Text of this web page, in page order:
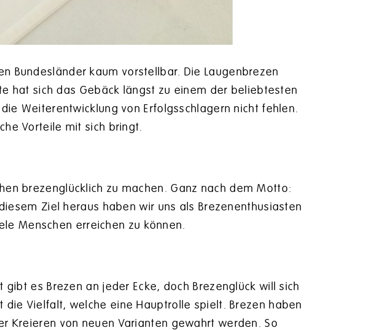
Bundesländer kaum vorstellbar. Die Laugenbrezen
hat sich das Gebäck längst zu einem der beliebtesten
Weiterentwicklung von Erfolgsschlagern nicht fehlen.
Vorteile mit sich bringt.
brezenglücklich zu machen. Ganz nach dem Motto:
Ziel heraus haben wir uns als Brezenenthusiasten
Menschen erreichen zu können.
es Brezen an jeder Ecke, doch Brezenglück will sich
Vielfalt, welche eine Hauptrolle spielt. Brezen haben
Kreieren von neuen Varianten gewahrt werden. So